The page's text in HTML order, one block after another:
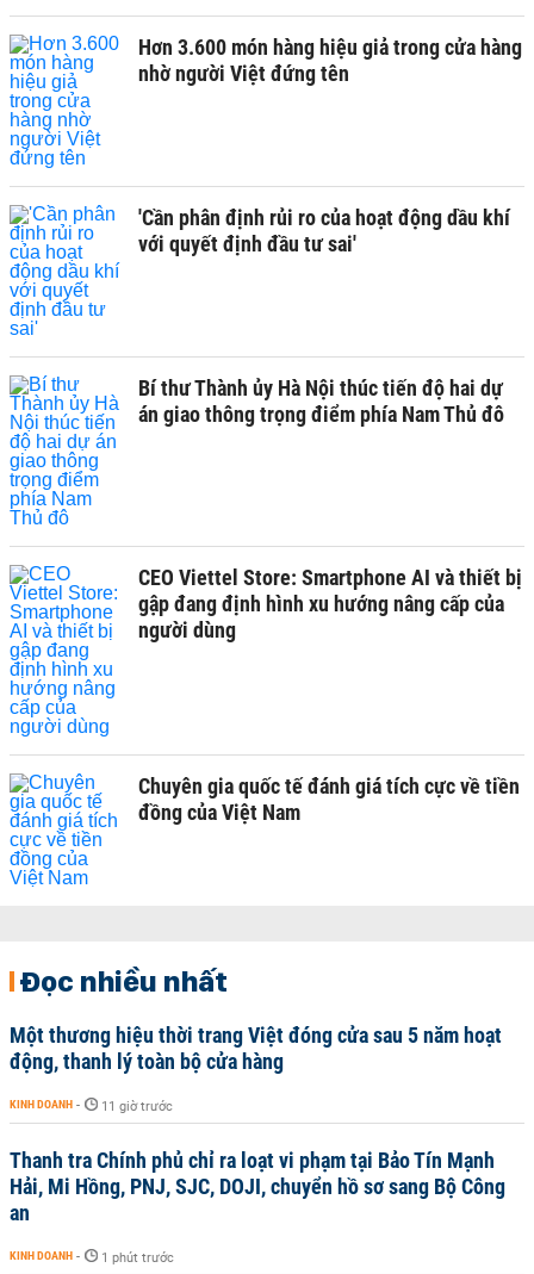
Hơn 3.600 món hàng hiệu giả trong cửa hàng
nhờ người Việt đứng tên
'Cần phân định rủi ro của hoạt động dầu khí
với quyết định đầu tư sai'
Bí thư Thành ủy Hà Nội thúc tiến độ hai dự
án giao thông trọng điểm phía Nam Thủ đô
CEO Viettel Store: Smartphone AI và thiết bị
gập đang định hình xu hướng nâng cấp của
người dùng
Chuyên gia quốc tế đánh giá tích cực về tiền
đồng của Việt Nam
Đọc nhiều nhất
Một thương hiệu thời trang Việt đóng cửa sau 5 năm hoạt
động, thanh lý toàn bộ cửa hàng
KINH DOANH - 11 giờ trước
Thanh tra Chính phủ chỉ ra loạt vi phạm tại Bảo Tín Mạnh
Hải, Mi Hồng, PNJ, SJC, DOJI, chuyển hồ sơ sang Bộ Công
an
KINH DOANH - 1 phút trước